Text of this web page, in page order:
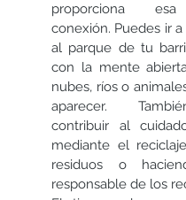
proporciona esa
conexión. Puedes ir
al parque de tu
con la mente
nubes, ríos o
aparecer.
contribuir al
mediante el
residuos o
responsable de los